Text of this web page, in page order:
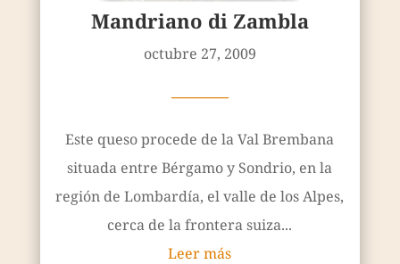
Mandriano di Zambla
octubre 27, 2009
————
Este queso procede de la Val Brembana
situada entre Bérgamo y Sondrio, en la
región de Lombardía, el valle de los Alpes,
cerca de la frontera suiza...
Leer más